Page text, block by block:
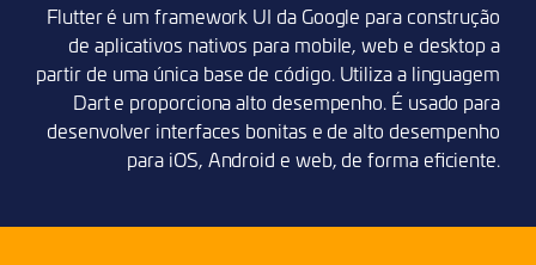
Flutter é um framework UI da Google para construção
de aplicativos nativos para mobile, web e desktop a
partir de uma única base de código. Utiliza a linguagem
Dart e proporciona alto desempenho. É usado para
desenvolver interfaces bonitas e de alto desempenho
para iOS, Android e web, de forma eficiente.